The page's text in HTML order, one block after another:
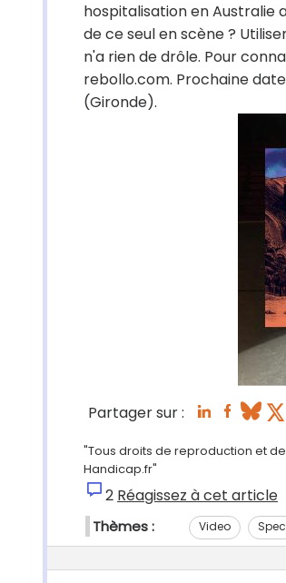
hospitalisation en Australie
de ce seul en scène ?
n'a rien de drôle. Pour
rebollo.com. Prochaine
(Gironde).
Partager sur :
"Tous droits de reproduction et
Handicap.fr"
2 Réagissez à cet article
Thèmes : Video